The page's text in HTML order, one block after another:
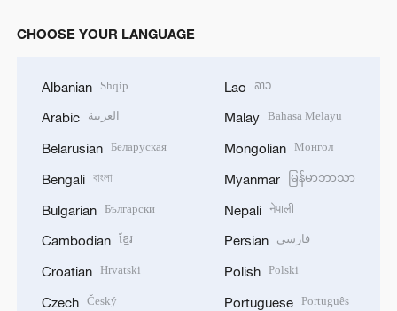
CHOOSE YOUR LANGUAGE
Albanian Shqip
Arabic العربية
Belarusian Беларуская
Bengali বাংলা
Bulgarian Български
Cambodian ខ្មែរ
Croatian Hrvatski
Czech Český
Lao ລາວ
Malay Bahasa Melayu
Mongolian Монгол
Myanmar မြန်မာဘာသာ
Nepali नेपाली
Persian فارسی
Polish Polski
Portuguese Português